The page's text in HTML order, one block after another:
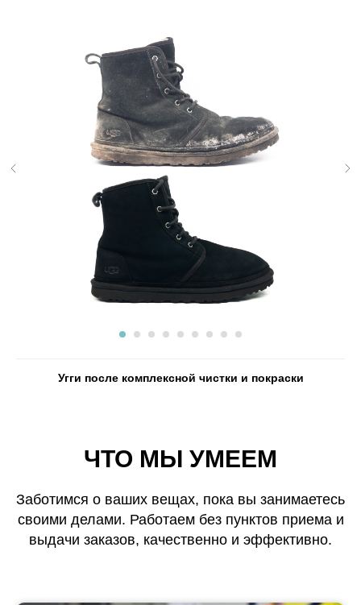
Угги после комплексной чистки и покраски
ЧТО МЫ УМЕЕМ
Заботимся о ваших вещах, пока вы занимаетесь
своими делами. Работаем без пунктов приема и
выдачи заказов, качественно и эффективно.